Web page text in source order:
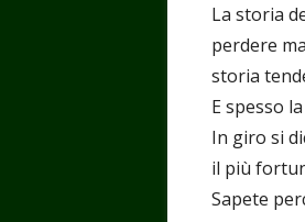
La storia
perdere
storia
E spesso
In giro si
il più
Sapete